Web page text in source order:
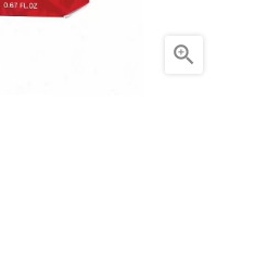
